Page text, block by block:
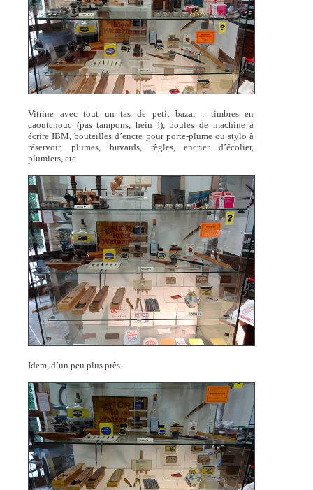
Vitrine avec tout un tas de petit bazar : timbres en
caoutchouc (pas tampons, hein !), boules de machine à
écrire IBM, bouteilles d’encre pour porte-plume ou stylo à
réservoir, plumes, buvards, règles, encrier d’écolier,
plumiers, etc.
Idem, d’un peu plus près.